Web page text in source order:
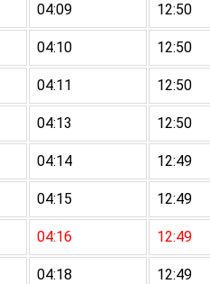
04:09 12:50
04:10 12:50
04:11 12:50
04:13 12:50
04:14 12:49
04:15 12:49
04:16 12:49
04:18 12:49